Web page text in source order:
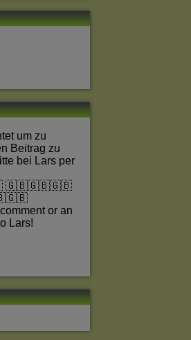
um zu
Beitrag zu
bei Lars per
🇬🇧🇬🇧🇬🇧
or an
Lars!